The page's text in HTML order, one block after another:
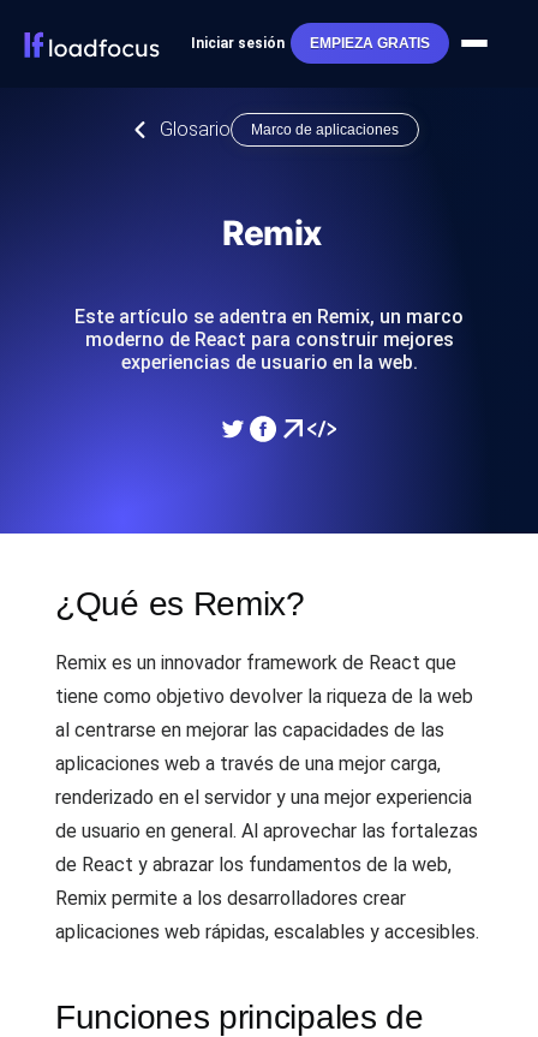
Iniciar sesión EMPIEZA GRATIS
Glosario Marco de aplicaciones
Remix
Este artículo se adentra en Remix, un marco
moderno de React para construir mejores
experiencias de usuario en la web.
¿Qué es Remix?
Remix es un innovador framework de React que
tiene como objetivo devolver la riqueza de la web
al centrarse en mejorar las capacidades de las
aplicaciones web a través de una mejor carga,
renderizado en el servidor y una mejor experiencia
de usuario en general. Al aprovechar las fortalezas
de React y abrazar los fundamentos de la web,
Remix permite a los desarrolladores crear
aplicaciones web rápidas, escalables y accesibles.
Funciones principales de